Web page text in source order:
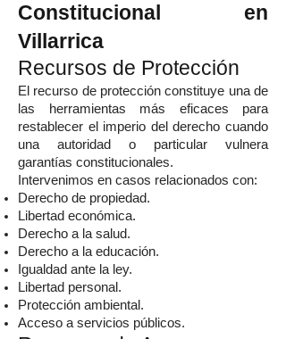
Constitucional en
Villarrica
Recursos de Protección
El recurso de protección constituye una de
las herramientas más eficaces para
restablecer el imperio del derecho cuando
una autoridad o particular vulnera
garantías constitucionales.
Intervenimos en casos relacionados con:
Derecho de propiedad.
Libertad económica.
Derecho a la salud.
Derecho a la educación.
Igualdad ante la ley.
Libertad personal.
Protección ambiental.
Acceso a servicios públicos.